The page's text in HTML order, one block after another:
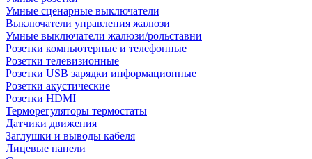
Умные сценарные выключатели
Выключатели управления жалюзи
Умные выключатели жалюзи/рольставни
Розетки компьютерные и телефонные
Розетки телевизионные
Розетки USB зарядки информационные
Розетки акустические
Розетки HDMI
Терморегуляторы термостаты
Датчики движения
Заглушки и выводы кабеля
Лицевые панели